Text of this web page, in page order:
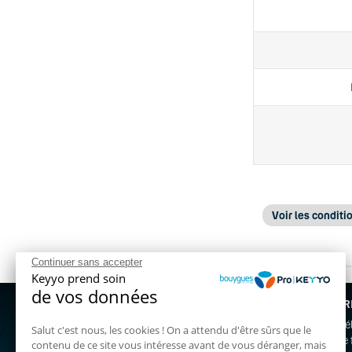
Continuer sans accepter
Keyyo prend soin
de vos données
Salut c'est nous, les cookies ! On a attendu d'être sûrs que le
contenu de ce site vous intéresse avant de vous déranger, mais
Voir les
HT.
Prix location
Nous contacter gratuitement au :
03 72 72 59 00
NOS
Standard